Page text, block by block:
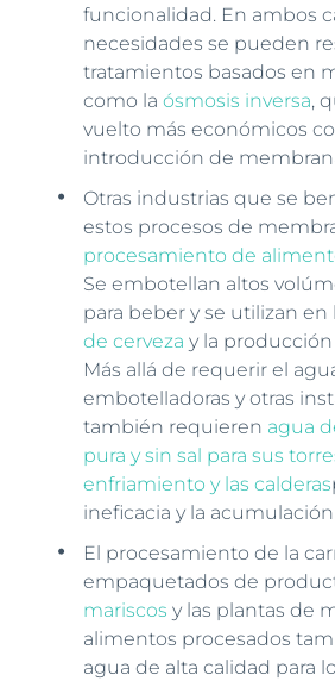
funcionalidad. En ambos
necesidades se pueden
tratamientos basados en
como la ósmosis inversa,
vuelto más económicos
introducción de
Otras industrias que se
estos procesos de
procesamiento de
Se embotellan altos
para beber y se utilizan en
de cerveza y la producción
Más allá de requerir el
embotelladoras y otras
también requieren agua
pura y sin sal para sus
enfriamiento y las calderas
ineficacia y la
El procesamiento de la
empaquetados de
mariscos y las plantas de
alimentos procesados
agua de alta calidad para